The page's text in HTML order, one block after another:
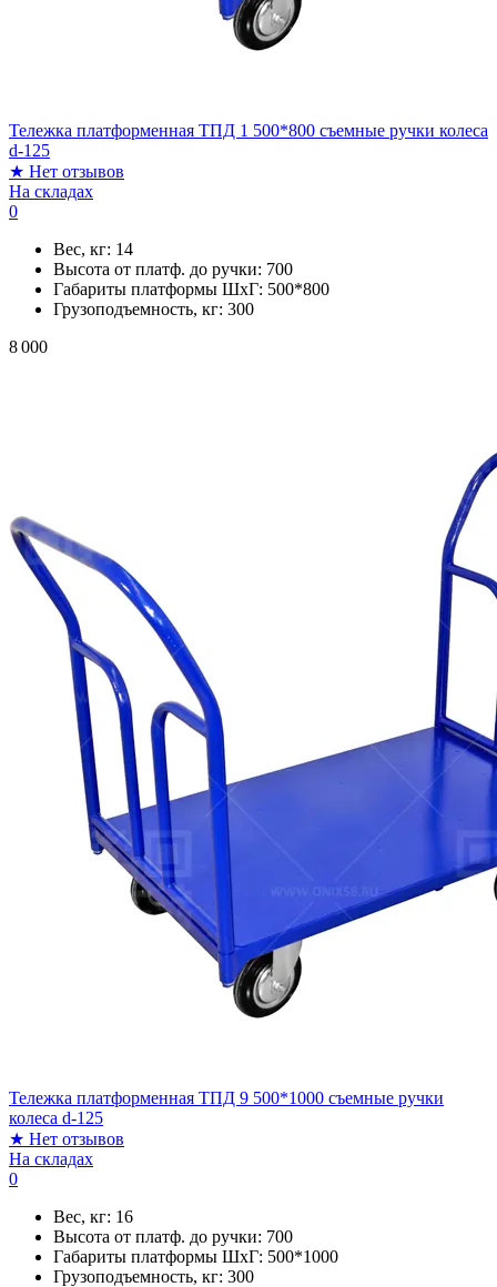
Тележка платформенная ТПД 1 500*800 съемные ручки колеса
d-125
★ Нет отзывов
На складах
0
Вес, кг: 14
Высота от платф. до ручки: 700
Габариты платформы ШxГ: 500*800
Грузоподъемность, кг: 300
8 000
Тележка платформенная ТПД 9 500*1000 съемные ручки
колеса d-125
★ Нет отзывов
На складах
0
Вес, кг: 16
Высота от платф. до ручки: 700
Габариты платформы ШxГ: 500*1000
Грузоподъемность, кг: 300